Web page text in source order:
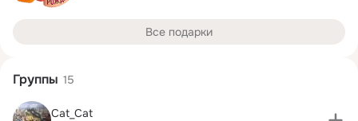
Все подарки
Группы 15
Cat_Cat